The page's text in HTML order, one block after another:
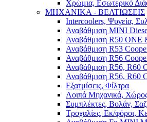
Χρώμια, Εσωτερικό
ΜΗΧΑΝΙΚΑ - ΒΕΛΤΙΩΣΕΙΣ
Intercoolers, Ψυγεία,
Αναβάθμιση MINI
Αναβάθμιση R50 ONE
Αναβάθμιση R53
Αναβάθμιση R56
Αναβάθμιση R56, R60
Αναβάθμιση R56, R60
Εξατμίσεις, Φίλτρα
Λοιπά Μηχανικά,
Συμπλέκτες, Βολάν,
Τροχαλίες, Εκ/φόροι,